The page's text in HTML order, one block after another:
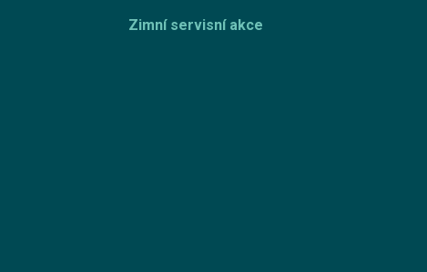
Zimní servisní akce